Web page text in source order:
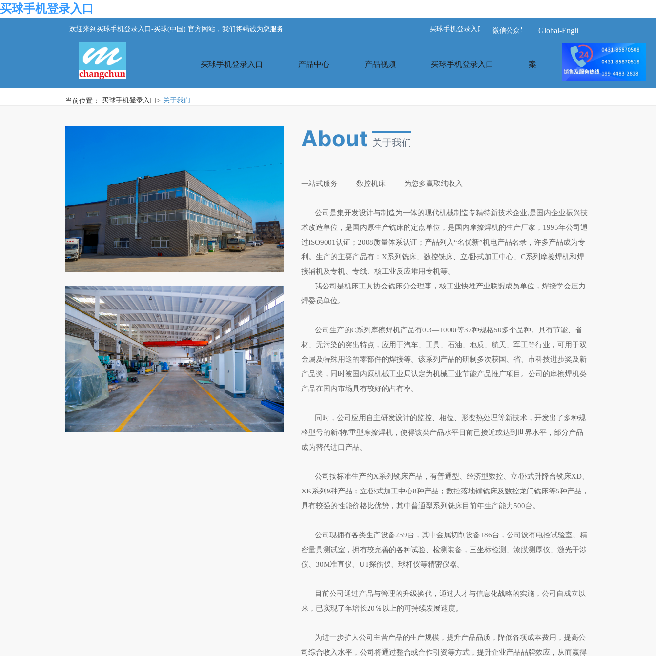
买球手机登录入口
欢迎来到买球手机登录入口-买球(中国) 官方网站，我们将竭诚为您服务！ 买球手机登录入口-买球(中国)
微信公众号 Global-English
买球手机登录入口 产品中心 产品视频 买球手机登录入口 案例展示 荣誉资质
当前位置： 买球手机登录入口> 关于我们
About 关于我们
一站式服务 —— 数控机床 —— 为您多赢取纯收入
公司是集开发设计与制造为一体的现代机械制造专精特新技术企业,是国内企业振兴技
术改造单位，是国内原生产铣床的定点单位，是国内摩擦焊机的生产厂家，1995年公司通
过ISO9001认证；2008质量体系认证；产品列入“名优新”机电产品名录，许多产品成为专
利。生产的主要产品有：X系列铣床、数控铣床、立/卧式加工中心、C系列摩擦焊机和焊
接辅机及专机、专线、核工业反应堆用专机等。
我公司是机床工具协会铣床分会理事，核工业快堆产业联盟成员单位，焊接学会压力
焊委员单位。
公司生产的C系列摩擦焊机产品有0.3—1000t等37种规格50多个品种。具有节能、省
材、无污染的突出特点，应用于汽车、工具、石油、地质、航天、军工等行业，可用于双
金属及特殊用途的零部件的焊接等。该系列产品的研制多次获国、省、市科技进步奖及新
产品奖，同时被国内原机械工业局认定为机械工业节能产品推广项目。公司的摩擦焊机类
产品在国内市场具有较好的占有率。
同时，公司应用自主研发设计的监控、相位、形变热处理等新技术，开发出了多种规
格型号的新/特/重型摩擦焊机，使得该类产品水平目前已接近或达到世界水平，部分产品
成为替代进口产品。
公司按标准生产的X系列铣床产品，有普通型、经济型数控、立/卧式升降台铣床XD、
XK系列9种产品；立/卧式加工中心8种产品；数控落地镗铣床及数控龙门铣床等5种产品，
具有较强的性能价格比优势，其中普通型系列铣床目前年生产能力500台。
公司现拥有各类生产设备259台，其中金属切削设备186台，公司设有电控试验室、精
密量具测试室，拥有较完善的各种试验、检测装备，三坐标检测、漆膜测厚仪、激光干涉
仪、30M准直仪、UT探伤仪、球杆仪等精密仪器。
目前公司通过产品与管理的升级换代，通过人才与信息化战略的实施，公司自成立以
来，已实现了年增长20％以上的可持续发展速度。
为进一步扩大公司主营产品的生产规模，提升产品品质，降低各项成本费用，提高公
司综合收入水平，公司将通过整合或合作引资等方式，提升企业产品品牌效应，从而赢得